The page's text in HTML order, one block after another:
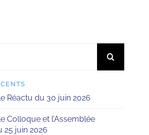
Réactu du 30 juin 2026
Colloque et l’Assemblée
25 juin 2026